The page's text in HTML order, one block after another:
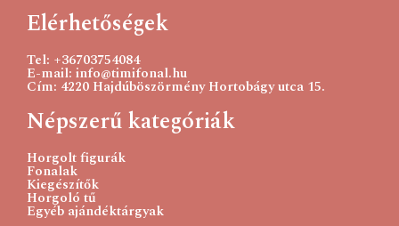
Elérhetőségek
Tel: +36703754084
E-mail: info@timifonal.hu
Cím: 4220 Hajdúböszörmény Hortobágy utca 15.
Népszerű kategóriák
Horgolt figurák
Fonalak
Kiegészítők
Horgoló tű
Egyéb ajándéktárgyak